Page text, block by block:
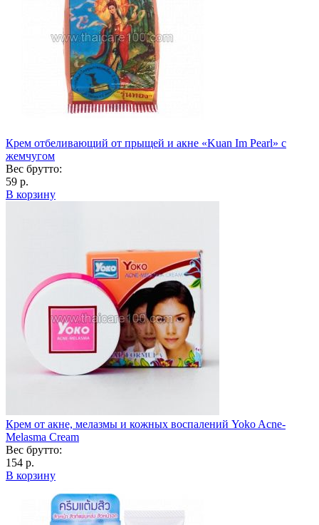
Крем отбеливающий от прыщей и акне «Kuan Im Pearl» с
жемчугом
Вес брутто:
59 р.
В корзину
Крем от акне, мелазмы и кожных воспалений Yoko Acne-
Melasma Cream
Вес брутто:
154 р.
В корзину